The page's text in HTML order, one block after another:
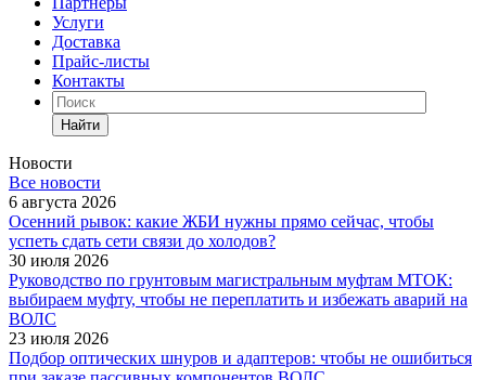
Услуги
Доставка
Прайс-листы
Контакты
Найти
Новости
Все новости
6 августа 2026
Осенний рывок: какие ЖБИ нужны прямо сейчас, чтобы
успеть сдать сети связи до холодов?
30 июля 2026
Руководство по грунтовым магистральным муфтам МТОК:
выбираем муфту, чтобы не переплатить и избежать аварий на
ВОЛС
23 июля 2026
Подбор оптических шнуров и адаптеров: чтобы не ошибиться